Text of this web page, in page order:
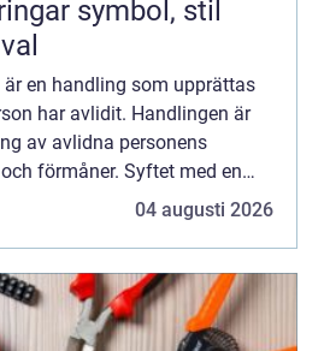
stil
en handling som upprättas
har avlidit. Handlingen är
av avlidna personens
förmåner. Syftet med en
fa...
04 augusti 2026